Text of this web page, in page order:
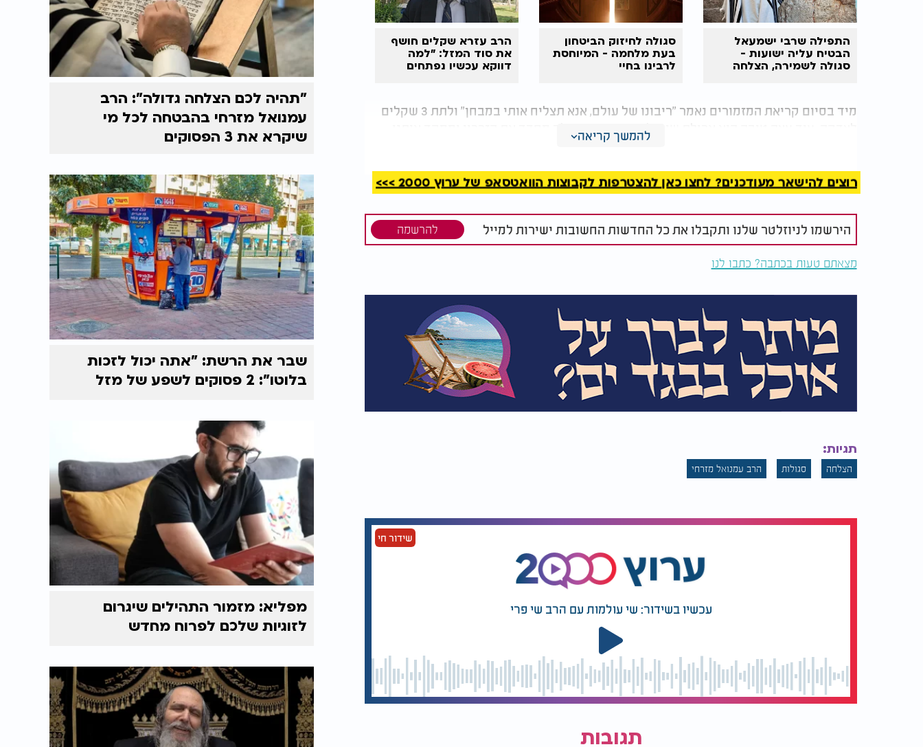
התפילה שרבי ישמעאל
הבטיח עליה ישועות -
סגולה לשמירה, הצלחה
סגולה לחיזוק הביטחון
בעת מלחמה - המיוחסת
לרבינו בחיי
הרב עזרא שקלים חושף
את סוד המזל: "למה
דווקא עכשיו נפתחים
מיד בסיום קריאת המזמורים נאמר "ריבונו של עולם, אנא תצליח אותי במבחן" ולתת 3 שקלים
לצדקה. עוד עצה טובה היא אכילת שוקולד. ידוע כי שוקולד מחדד את הזכרון וממקד אותנו
יותר. שבע"ה תעברו כל מבחן בהצלחה מרובה.
תהילים להצלחה במבחן" title="תפילה להצלחה במבחן: תהילים להצלחה במבחן" />
להמשך קריאה
רוצים להישאר מעודכנים? לחצו כאן להצטרפות לקבוצות הוואטסאפ של ערוץ 2000 >>>
הירשמו לניוזלטר שלנו ותקבלו את כל החדשות החשובות ישירות למייל להרשמה
מצאתם טעות בכתבה? כתבו לנו
תגיות:
הצלחה סגולות הרב עמנואל מזרחי
שידור חי
עכשיו בשידור: שי עולמות עם הרב שי פרי
תגובות
"תהיה לכם הצלחה גדולה": הרב
עמנואל מזרחי בהבטחה לכל מי
שיקרא את 3 הפסוקים
שבר את הרשת: "אתה יכול לזכות
בלוטו": 2 פסוקים לשפע של מזל
מפליא: מזמור התהילים שיגרום
לזוגיות שלכם לפרוח מחדש